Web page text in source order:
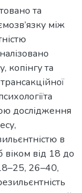
та
між
копінгу та
дослідження
в
віком від 18 до
26–40,